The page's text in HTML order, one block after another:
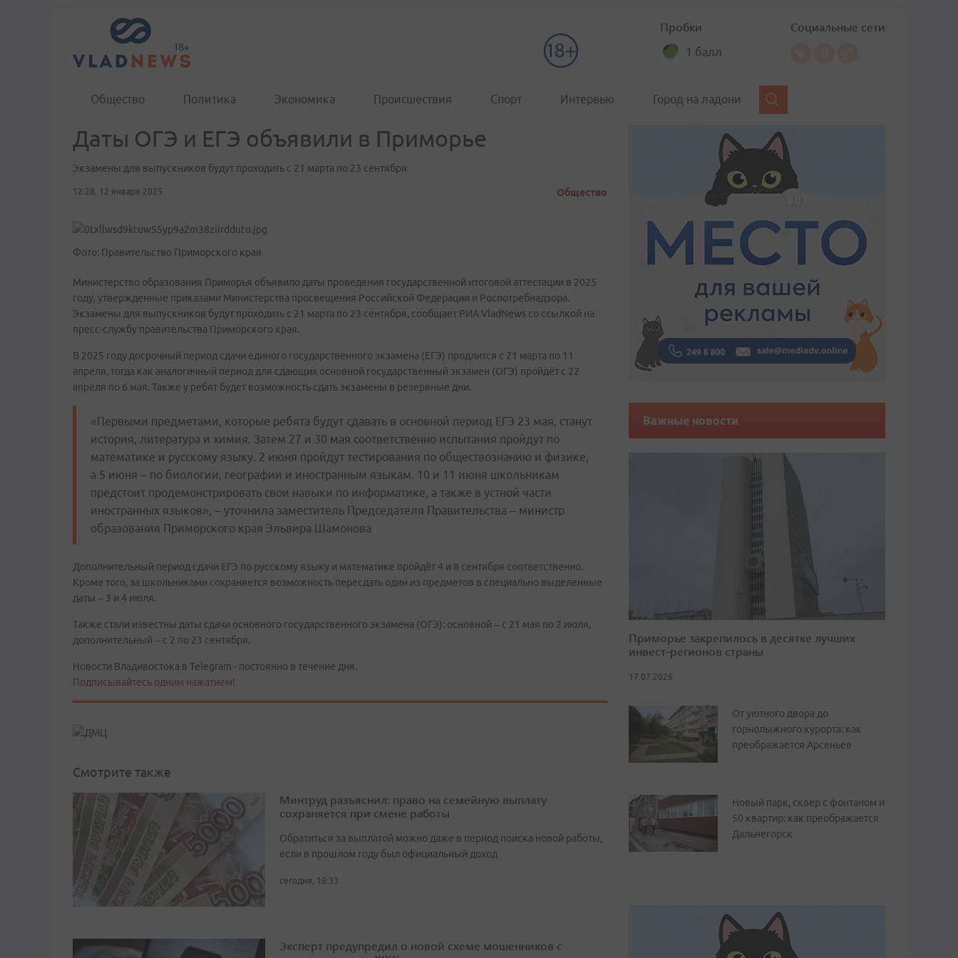
Пробки
1 балл
Социальные сети
Общество Политика Экономика Происшествия Спорт Интервью Город на ладони
Даты ОГЭ и ЕГЭ объявили в Приморье
Экзамены для выпускников будут проходить с 21 марта по 23 сентября
12:28, 12 января 2025 Общество
Фото: Правительство Приморского края
Министерство образования Приморья объявило даты проведения государственной итоговой аттестации в 2025
году, утвержденные приказами Министерства просвещения Российской Федерации и Роспотребнадзора.
Экзамены для выпускников будут проходить с 21 марта по 23 сентября, сообщает РИА VladNews со ссылкой на
пресс-службу правительства Приморского края.
В 2025 году досрочный период сдачи единого государственного экзамена (ЕГЭ) продлится с 21 марта по 11
апреля, тогда как аналогичный период для сдающих основной государственный экзамен (ОГЭ) пройдёт с 22
апреля по 6 мая. Также у ребят будет возможность сдать экзамены в резервные дни.
«Первыми предметами, которые ребята будут сдавать в основной период ЕГЭ 23 мая, станут
история, литература и химия. Затем 27 и 30 мая соответственно испытания пройдут по
математике и русскому языку. 2 июня пройдут тестирования по обществознанию и физике,
а 5 июня – по биологии, географии и иностранным языкам. 10 и 11 июня школьникам
предстоит продемонстрировать свои навыки по информатике, а также в устной части
иностранных языков», – уточнила заместитель Председателя Правительства – министр
образования Приморского края Эльвира Шамонова
Дополнительный период сдачи ЕГЭ по русскому языку и математике пройдёт 4 и 8 сентября соответственно.
Кроме того, за школьниками сохраняется возможность пересдать один из предметов в специально выделенные
даты – 3 и 4 июля.
Также стали известны даты сдачи основного государственного экзамена (ОГЭ): основной – с 21 мая по 2 июля,
дополнительный – с 2 по 23 сентября.
Новости Владивостока в Telegram - постоянно в течение дня.
Подписывайтесь одним нажатием!
Смотрите также
Минтруд разъяснил: право на семейную выплату
сохраняется при смене работы
Обратиться за выплатой можно даже в период поиска новой работы,
если в прошлом году был официальный доход
сегодня, 18:33
Эксперт предупредил о новой схеме мошенников с
Важные новости
Приморье закрепилось в десятке лучших
инвест-регионов страны
17.07.2026
От уютного двора до
горнолыжного курорта: как
преображается Арсеньев
Новый парк, сквер с фонтаном и
50 квартир: как преображается
Дальнегорск